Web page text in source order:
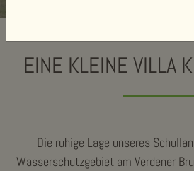
EINE KLEINE VILLA
Die ruhige Lage unseres
Wasserschutzgebiet am Verdener